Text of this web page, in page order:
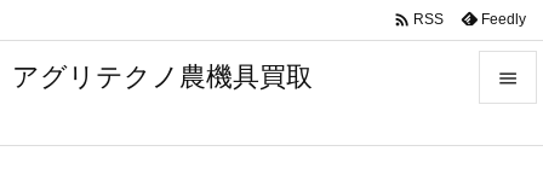
アグリテクノ農機具買取 
 RSS Feedly